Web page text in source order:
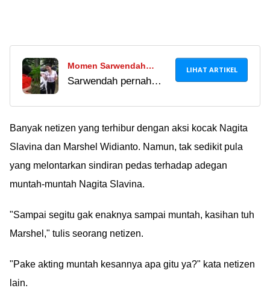
Momen Sarwendah
Hadiahkan Mobil Mewah
Ruben Onsu Disorot
Sarwendah pernah
mewah. Di sini, wajah
bengong Ruben Onsu
disorot netizen. Kaget
mahal amat??
LIHAT ARTIKEL
Banyak netizen yang terhibur dengan aksi kocak Nagita
Slavina dan Marshel Widianto. Namun, tak sedikit pula
yang melontarkan sindiran pedas terhadap adegan
muntah-muntah Nagita Slavina.
"Sampai segitu gak enaknya sampai muntah, kasihan tuh
Marshel," tulis seorang netizen.
"Pake akting muntah kesannya apa gitu ya?" kata netizen
lain.